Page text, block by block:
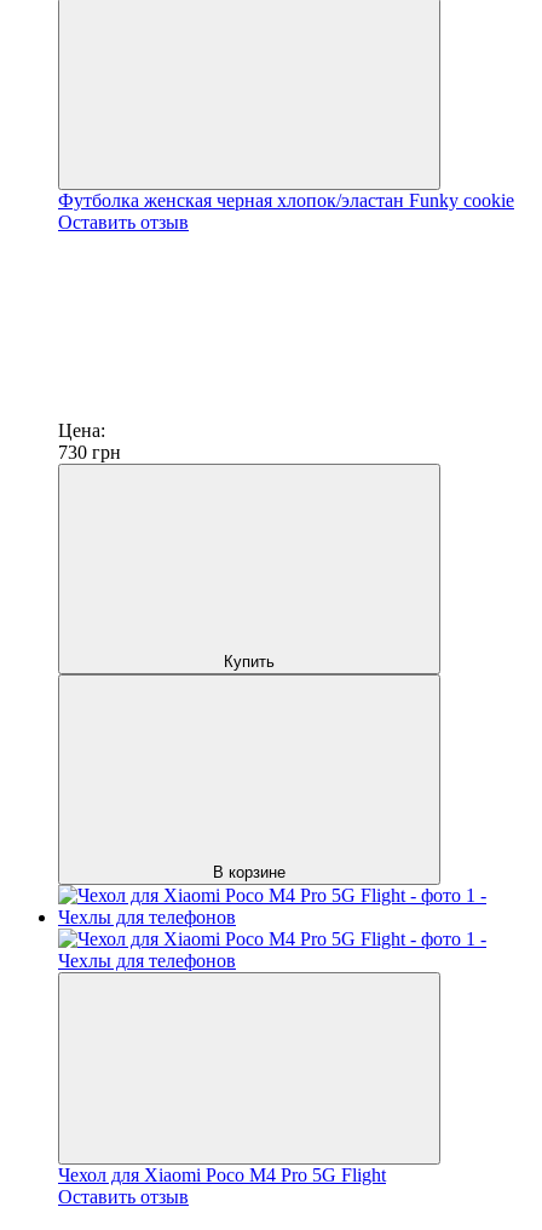
Футболка женская черная хлопок/эластан Funky cookie
Оставить отзыв
Цена:
730 грн
Купить
В корзине
Чехол для Xiaomi Poco M4 Pro 5G Flight
Оставить отзыв